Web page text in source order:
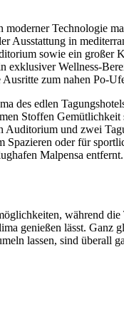
Technologie
Ausstattung in
sowie ein großer
exklusiver Wellness-
zum nahen Po-
des edlen
Stoffen
Auditorium und zwei
Spazieren oder für
Malpensa entfernt.
während
genießen lässt. Ganz
lassen, sind überall